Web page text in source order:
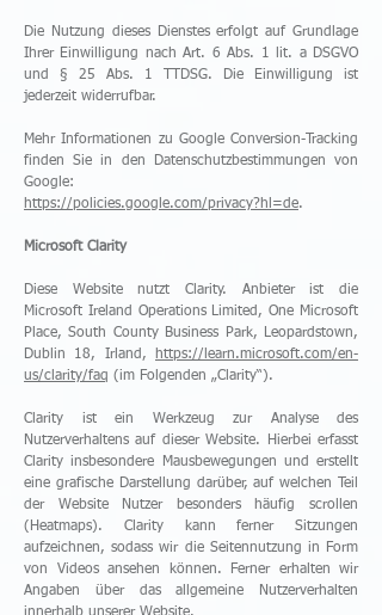
Die Nutzung dieses Dienstes erfolgt auf Grundlage
Ihrer Einwilligung nach Art. 6 Abs. 1 lit. a DSGVO
und § 25 Abs. 1 TTDSG. Die Einwilligung ist
jederzeit widerrufbar.
Mehr Informationen zu Google Conversion-Tracking
finden Sie in den Datenschutzbestimmungen von
Google:
https://policies.google.com/privacy?hl=de.
Microsoft Clarity
Diese Website nutzt Clarity. Anbieter ist die
Microsoft Ireland Operations Limited, One Microsoft
Place, South County Business Park, Leopardstown,
Dublin 18, Irland,
https://learn.microsoft.com/en-
us/clarity/faq (im Folgenden „Clarity“).
Clarity ist ein Werkzeug zur Analyse des
Nutzerverhaltens auf dieser Website. Hierbei erfasst
Clarity insbesondere Mausbewegungen und erstellt
eine grafische Darstellung darüber, auf welchen Teil
der Website Nutzer besonders häufig scrollen
(Heatmaps). Clarity kann ferner Sitzungen
aufzeichnen, sodass wir die Seitennutzung in Form
von Videos ansehen können. Ferner erhalten wir
Angaben über das allgemeine Nutzerverhalten